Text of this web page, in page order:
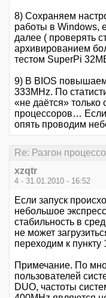
8) Сохраняем
работы в Windows,
далее ( проверять
архивированием
тестом SuperPi
9) В BIOS
333MHz. По
«не даётся»
процессоров… Если
опять проводим
Re: Разгон
xzqtr
4 - 31.01.2010 - 16:52
Если запуск
небольшое
стабильность в
не может
переходим к пункту
Примечание. По
пользователей
DUO, частоты